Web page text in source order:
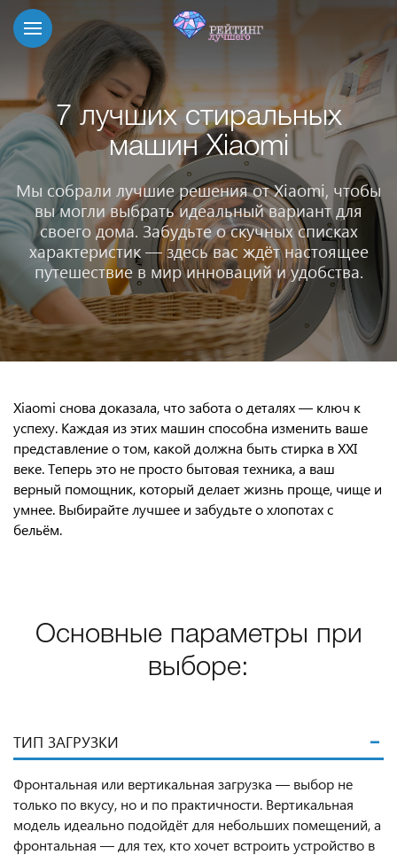
7 лучших стиральных
машин Xiaomi
Мы собрали лучшие решения от Xiaomi, чтобы
вы могли выбрать идеальный вариант для
своего дома. Забудьте о скучных списках
характеристик — здесь вас ждёт настоящее
путешествие в мир инноваций и удобства.
Xiaomi снова доказала, что забота о деталях — ключ к
успеху. Каждая из этих машин способна изменить ваше
представление о том, какой должна быть стирка в XXI
веке. Теперь это не просто бытовая техника, а ваш
верный помощник, который делает жизнь проще, чище и
умнее. Выбирайте лучшее и забудьте о хлопотах с
бельём.
Основные параметры при
выборе:
ТИП ЗАГРУЗКИ
Фронтальная или вертикальная загрузка — выбор не
только по вкусу, но и по практичности. Вертикальная
модель идеально подойдёт для небольших помещений, а
фронтальная — для тех, кто хочет встроить устройство в